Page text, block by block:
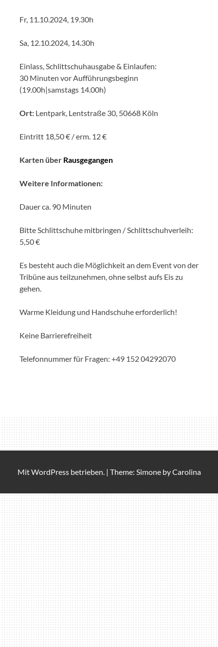
Fr, 11.10.2024, 19.30h
Sa, 12.10.2024, 14.30h
Einlass, Schlittschuhausgabe & Einlaufen:
30 Minuten vor Aufführungsbeginn
(19.00h|samstags 14.00h)
Ort: Lentpark, Lentstraße 30, 50668 Köln
Eintritt 18,50 € / erm. 12 €
Karten über Rausgegangen
Weitere Informationen:
Dauer ca. 90 Minuten
Bitte Schlittschuhe mitbringen / Schlittschuhverleih:
5,50 €
Es besteht auch die Möglichkeit an dem Event von der
Tribüne aus teilzunehmen, ohne selbst aufs Eis zu
gehen.
Warme Kleidung und Handschuhe erforderlich!
Keine Barrierefreiheit
Telefonnummer für Fragen: +49 152 04292070
MitWordPressbetrieben. | Theme: Simone byCarolina